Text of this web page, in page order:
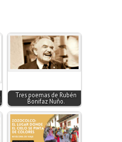
Tres poemas de Rubén
Bonifaz Nuño.